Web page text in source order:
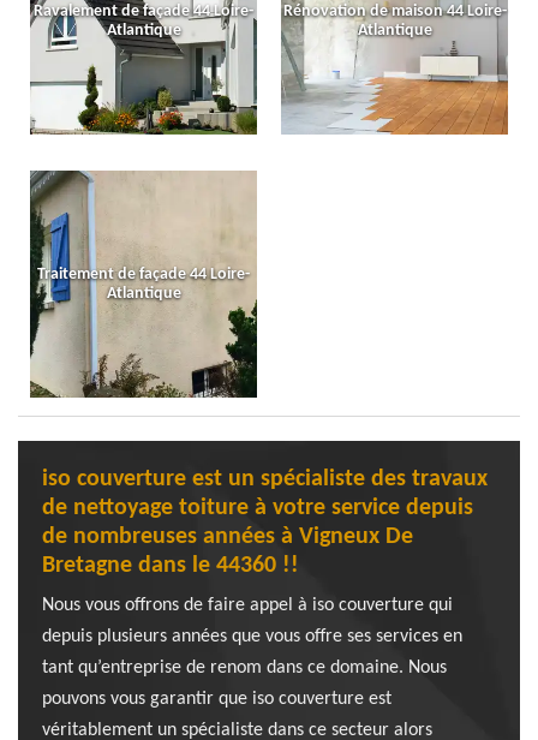
Ravalement de façade 44 Loire-
Atlantique
Rénovation de maison 44 Loire-
Atlantique
Traitement de façade 44 Loire-
Atlantique
iso couverture est un spécialiste des travaux
de nettoyage toiture à votre service depuis
de nombreuses années à Vigneux De
Bretagne dans le 44360 !!
Nous vous offrons de faire appel à iso couverture qui
depuis plusieurs années que vous offre ses services en
tant qu’entreprise de renom dans ce domaine. Nous
pouvons vous garantir que iso couverture est
véritablement un spécialiste dans ce secteur alors